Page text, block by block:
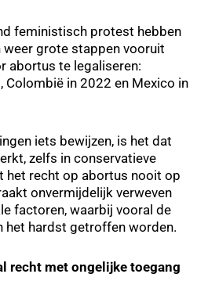
feministisch protest hebben
weer grote stappen vooruit
abortus te legaliseren:
Colombië in 2022 en Mexico in
iets bewijzen, is het dat
zelfs in conservatieve
het recht op abortus nooit op
onvermijdelijk verweven
factoren, waarbij vooral de
het hardst getroffen worden.
recht met ongelijke toegang